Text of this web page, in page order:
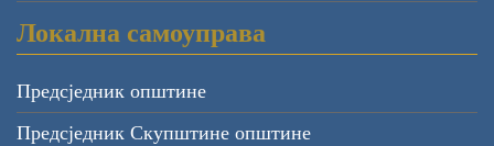
Локална самоуправа
Предсједник општине
Предсједник Скупштине општине